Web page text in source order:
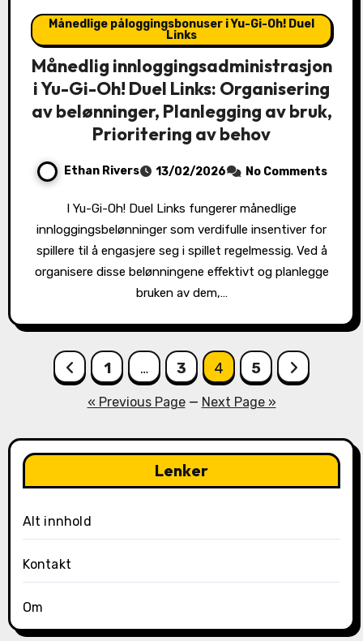
Månedlige påloggingsbonuser i Yu-Gi-Oh! Duel
Links
Månedlig innloggingsadministrasjon
i Yu-Gi-Oh! Duel Links: Organisering
av belønninger, Planlegging av bruk,
Prioritering av behov
Ethan Rivers 13/02/2026 No Comments
I Yu-Gi-Oh! Duel Links fungerer månedlige
innloggingsbelønninger som verdifulle insentiver for
spillere til å engasjere seg i spillet regelmessig. Ved å
organisere disse belønningene effektivt og planlegge
bruken av dem,…
Posts
pagination
1 … 3 4 5
« Previous Page— Next Page »
Lenker
Alt innhold
Kontakt
Om